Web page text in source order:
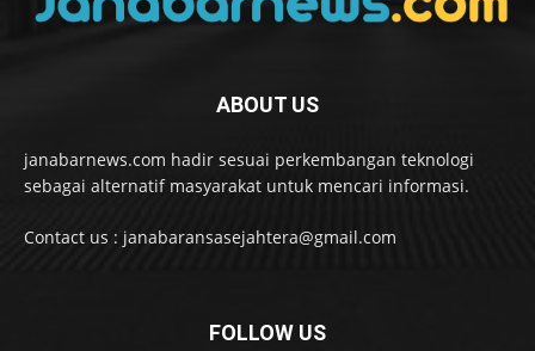
ABOUT US
janabarnews.com hadir sesuai perkembangan teknologi
sebagai alternatif masyarakat untuk mencari informasi.
Contact us : janabaransasejahtera@gmail.com
FOLLOW US